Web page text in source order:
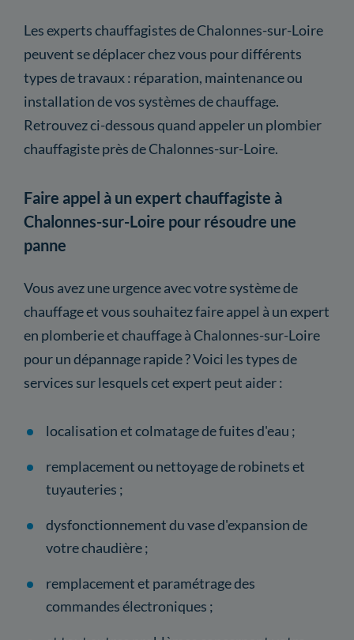
Les experts chauffagistes de Chalonnes-sur-Loire
peuvent se déplacer chez vous pour différents
types de travaux : réparation, maintenance ou
installation de vos systèmes de chauffage.
Retrouvez ci-dessous quand appeler un plombier
chauffagiste près de Chalonnes-sur-Loire.
Faire appel à un expert chauffagiste à
Chalonnes-sur-Loire pour résoudre une
panne
Vous avez une urgence avec votre système de
chauffage et vous souhaitez faire appel à un expert
en plomberie et chauffage à Chalonnes-sur-Loire
pour un dépannage rapide ? Voici les types de
services sur lesquels cet expert peut aider :
localisation et colmatage de fuites d'eau ;
remplacement ou nettoyage de robinets et
tuyauteries ;
dysfonctionnement du vase d'expansion de
votre chaudière ;
remplacement et paramétrage des
commandes électroniques ;